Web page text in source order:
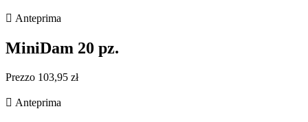
 Anteprima
MiniDam 20 pz.
Prezzo 103,95 zł
 Anteprima